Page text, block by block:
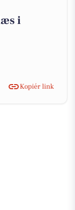
i
Kopiér link